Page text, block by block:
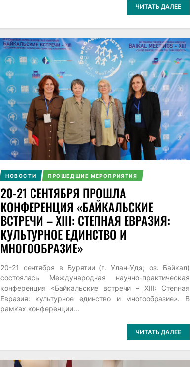
ЧИТАТЬ ДАЛЕЕ
НОВОСТИ ПРОШЕДШИЕ МЕРОПРИЯТИЯ
20-21 СЕНТЯБРЯ ПРОШЛА
КОНФЕРЕНЦИЯ «БАЙКАЛЬСКИЕ
ВСТРЕЧИ – XIII: СТЕПНАЯ ЕВРАЗИЯ:
КУЛЬТУРНОЕ ЕДИНСТВО И
МНОГООБРАЗИЕ»
20-21 сентября в Бурятии (г. Улан-Удэ; оз. Байкал)
состоялась Международная научно-практическая
конференция «Байкальские встречи – XIII: Степная
Евразия: культурное единство и многообразие». В
рамках конференции...
ЧИТАТЬ ДАЛЕЕ